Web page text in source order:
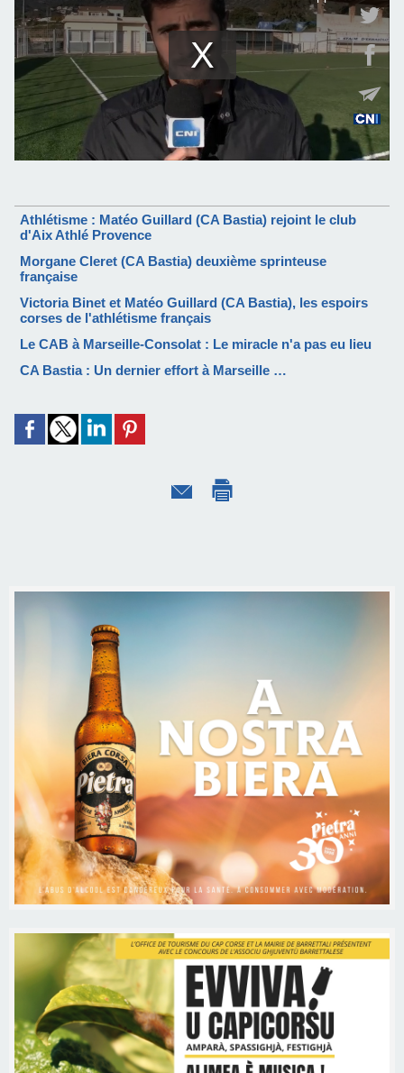
Athlétisme : Matéo Guillard (CA Bastia) rejoint le club
d'Aix Athlé Provence
Morgane Cleret (CA Bastia) deuxième sprinteuse
française
Victoria Binet et Matéo Guillard (CA Bastia), les espoirs
corses de l'athlétisme français
Le CAB à Marseille-Consolat : Le miracle n'a pas eu lieu
CA Bastia : Un dernier effort à Marseille …